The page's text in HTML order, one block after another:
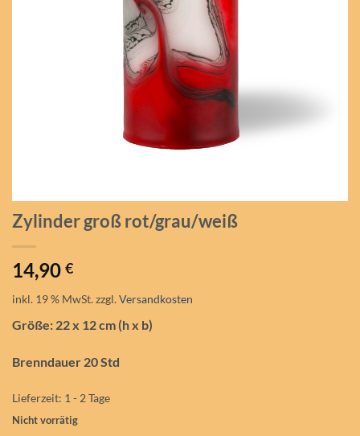
Zylinder groß rot/grau/weiß
14,90 €
inkl. 19 % MwSt.zzgl.Versandkosten
Größe: 22 x 12 cm (h x b)
Brenndauer 20 Std
Lieferzeit: 1 - 2 Tage
Nicht vorrätig